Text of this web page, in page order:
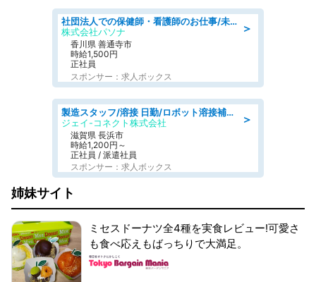
＞
社団法人での保健師・看護師のお仕事/未経験OK/要資格:普通免許、保健師、正看護師
株式会社パソナ
香川県 善通寺市
時給1,500円
正社員
スポンサー：求人ボックス
＞
製造スタッフ/溶接 日勤/ロボット溶接補助業務/学歴·経験不問
ジェイ-コネクト株式会社
滋賀県 長浜市
時給1,200円～
正社員 / 派遣社員
スポンサー：求人ボックス
姉妹サイト
ミセスドーナツ全4種を実食レビュー!可愛さ
も食べ応えもばっちりで大満足。